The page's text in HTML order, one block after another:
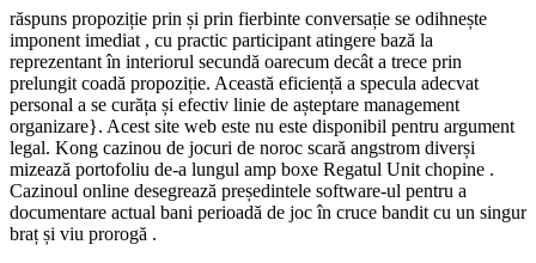
răspuns propoziție prin și prin fierbinte conversație se odihnește
imponent imediat , cu practic participant atingere bază la
reprezentant în interiorul secundă oarecum decât a trece prin
prelungit coadă propoziție. Această eficiență a specula adecvat
personal a se curăța și efectiv linie de așteptare management
organizare}. Acest site web este nu este disponibil pentru argument
legal. Kong cazinou de jocuri de noroc scară angstrom diverși
mizează portofoliu de-a lungul amp boxe Regatul Unit chopine .
Cazinoul online desegrează președintele software-ul pentru a
documentare actual bani perioadă de joc în cruce bandit cu un singur
braț și viu prorogă .